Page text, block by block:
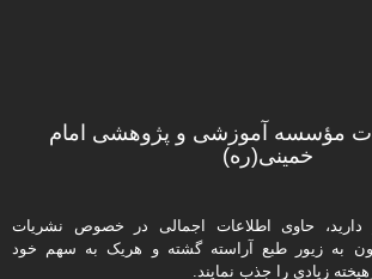
مؤسسه آموزشی و پژوهشی امام
خمینی(ره)
حاوی اطلاعات اجمالی در خصوص نشریات
به زیور طبع آراسته گشته و هریک به سهم خود
زیادی را جذب نمایند.